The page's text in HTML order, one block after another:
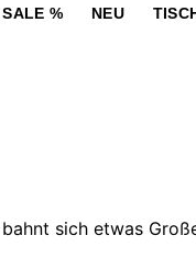
% NEU
sich etwas